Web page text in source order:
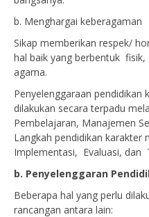
b. Menghargai keberagaman
Sikap memberikan respek/
hal baik yang berbentuk
agama.
Penyelenggaraan pendidikan
dilakukan secara terpadu
Pembelajaran, Manajemen
Langkah pendidikan karakter
Implementasi, Evaluasi, dan
b. Penyelenggaran
Beberapa hal yang perlu
rancangan antara lain: